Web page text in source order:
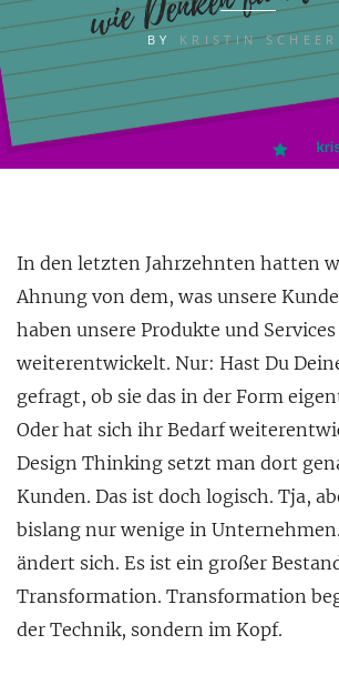
BY KRISTIN
In den letzten Jahrzehnten hatten
Ahnung von dem, was unsere
haben unsere Produkte und
weiterentwickelt. Nur: Hast Du
gefragt, ob sie das in der Form
Oder hat sich ihr Bedarf
Design Thinking setzt man dort
Kunden. Das ist doch logisch. Tja,
bislang nur wenige in
ändert sich. Es ist ein großer
Transformation. Transformation
der Technik, sondern im Kopf.